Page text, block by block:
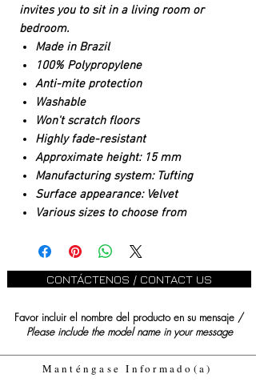
invites you to sit in a living room or
bedroom.
Made in Brazil
100% Polypropylene
Anti-mite protection
Washable
Won't scratch floors
Highly fade-resistant
Approximate height: 15 mm
Manufacturing system: Tufting
Surface appearance: Velvet
Various sizes to choose from
CONTÁCTENOS / CONTACT US
Favor incluir el nombre del producto en su mensaje /
Please include the model name in your message
Manténgase Informado(a)